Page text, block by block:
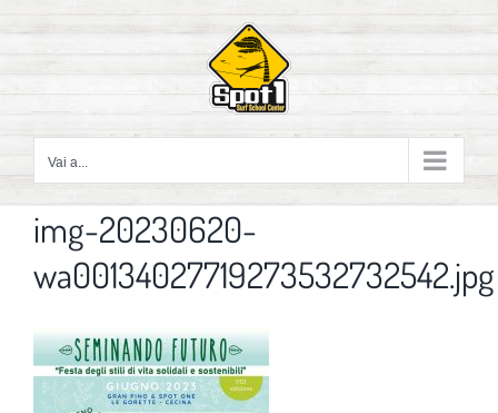
contenuto
Vai a...
img-20230620-
wa00134027719273532732542.jpg